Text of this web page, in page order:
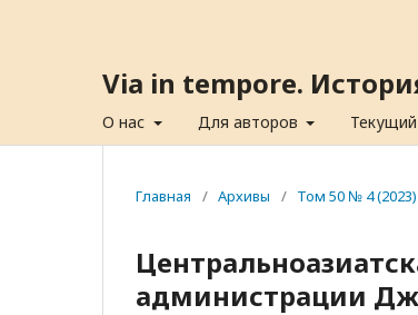
Via in tempore.
О нас Для авторов
Главная / Архивы / Том 50 № 4 (2023)
администрации